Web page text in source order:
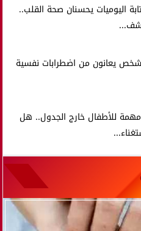
اليوميات يحسنان صحة القلب..
شخص يعانون من اضطرابات نفسية
للأطفال خارج الجدول.. هل